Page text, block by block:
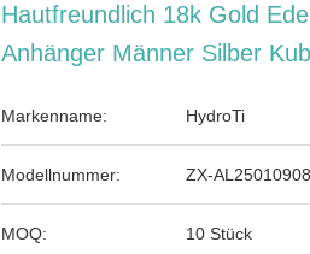
Hautfreundlich 18k Gold
Anhänger Männer Silber
Markenname: HydroTi
Modellnummer: ZX-AL25010908
MOQ: 10 Stück